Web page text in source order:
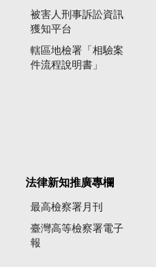
被害人刑事訴訟資訊
獲知平台
轄區地檢署「相驗案
件流程說明書」
法律新知推廣專欄
最高檢察署月刊
臺灣高等檢察署電子
報